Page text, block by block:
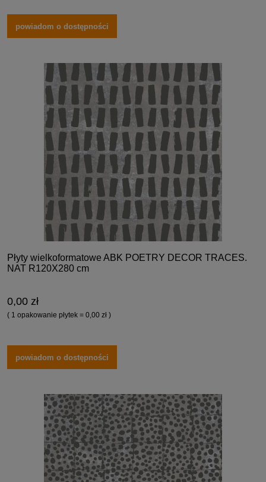
powiadom o dostępności
Płyty wielkoformatowe ABK POETRY DECOR TRACES.
NAT R120X280 cm
0,00 zł
( 1 opakowanie płytek = 0,00 zł )
powiadom o dostępności